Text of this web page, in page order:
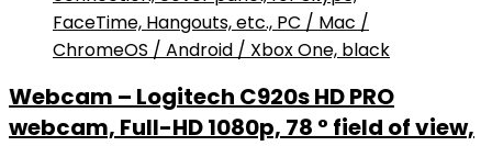
Webcam – Logitech C920s HD PRO
webcam, Full-HD 1080p, 78 ° field of view,